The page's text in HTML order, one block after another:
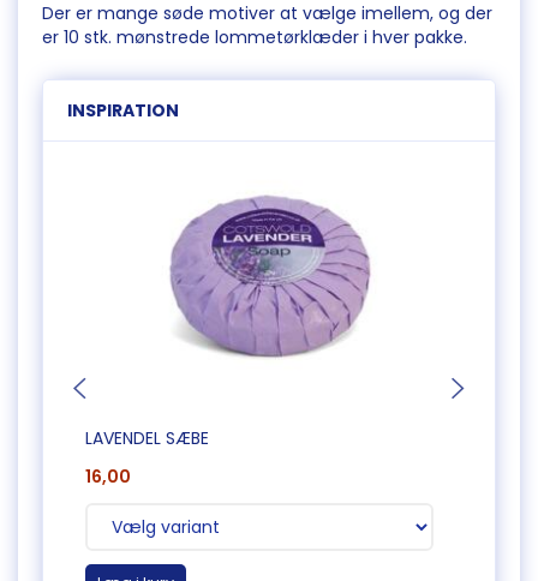
Der er mange søde motiver at vælge imellem, og der
er 10 stk. mønstrede lommetørklæder i hver pakke.
INSPIRATION
LAVENDEL SÆBE
16,00